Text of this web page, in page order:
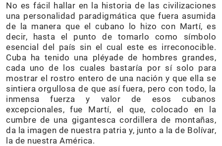
No es fácil hallar en la historia de las civilizaciones
una personalidad paradigmática que fuera asumida
de la manera que el cubano lo hizo con Martí, es
decir, hasta el punto de tomarlo como símbolo
esencial del país sin el cual este es irreconocible.
Cuba ha tenido una pléyade de hombres grandes,
cada uno de los cuales bastaría por sí solo para
mostrar el rostro entero de una nación y que ella se
sintiera orgullosa de que así fuera, pero con todo, la
inmensa fuerza y valor de esos cubanos
excepcionales, fue Martí, el que, colocado en la
cumbre de una gigantesca cordillera de montañas,
da la imagen de nuestra patria y, junto a la de Bolívar,
la de nuestra América.